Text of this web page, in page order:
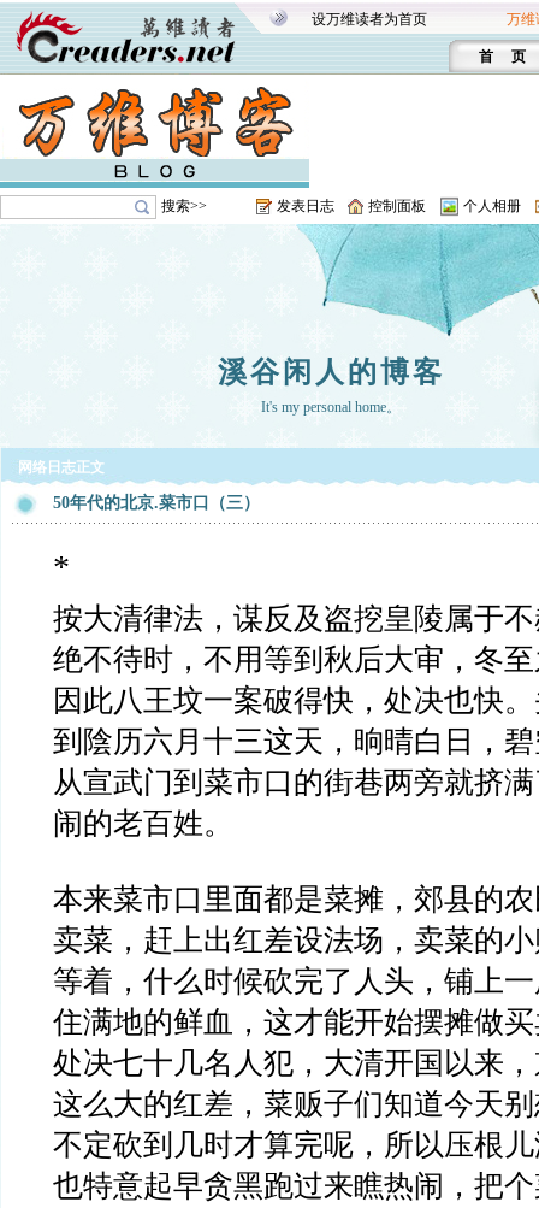
设万维读者为首页 万维
首 页
搜索>> 发表日志 控制面板 个人相册
溪谷闲人的博客
It's my personal home。
网络日志正文
50年代的北京.菜市口（三）
*
按大清律法，谋反及盗挖皇陵属于
绝不待时，不用等到秋后大审，冬
因此八王坟一案破得快，处决也快
到陰历六月十三这天，晌晴白日，
从宣武门到菜市口的街巷两旁就挤
闹的老百姓。
本来菜市口里面都是菜摊，郊县的
卖菜，赶上出红差设法场，卖菜的
等着，什么时候砍完了人头，铺上
住满地的鲜血，这才能开始摆摊做
处决七十几名人犯，大清开国以来
这么大的红差，菜贩子们知道今天
不定砍到几时才算完呢，所以压根
也特意起早贪黑跑过来瞧热闹，把